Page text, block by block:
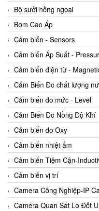
Bộ sưởi hồng ngoại
Bơm Cao Áp
Cảm biến - Sensors
Cảm biến Áp Suất -
Cảm biến điện từ -
Cảm Biến Đo chất lượng
Cảm biến đo mức - Level
Cảm Biến Đo Nồng Độ Khí
Cảm biến đo Oxy
Cảm biến nhiệt ẩm
Cảm biến Tiệm Cận-
Cảm biến vị trí
Camera Công Nghiệp-IP
Camera Quan Sát Lò Đốt